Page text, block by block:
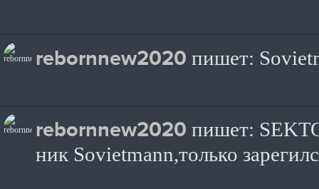
rebornnew2020 пишет:
rebornnew2020 пишет:
ник Sovietmann,только